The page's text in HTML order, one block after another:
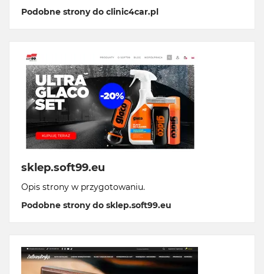
Podobne strony do clinic4car.pl
sklep.soft99.eu
Opis strony w przygotowaniu.
Podobne strony do sklep.soft99.eu